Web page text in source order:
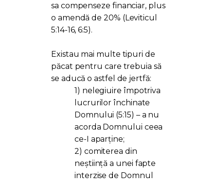
sa compenseze financiar, plus
o amendă de 20% (Leviticul
5:14-16, 6:5).
Existau mai multe tipuri de
păcat pentru care trebuia să
se aducă o astfel de jertfă:
1) nelegiuire împotriva
lucrurilor închinate
Domnului (5:15) – a nu
acorda Domnului ceea
ce-I aparține;
2) comiterea din
neștiință a unei fapte
interzise de Domnul